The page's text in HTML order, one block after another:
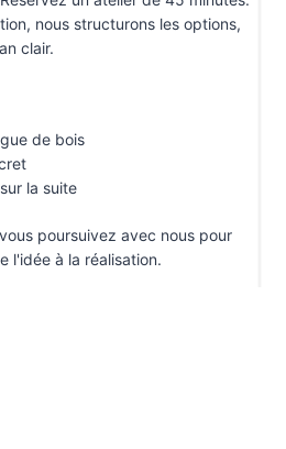
nous structurons les options,
clair.
de bois
la suite
poursuivez avec nous pour
l'idée à la réalisation.